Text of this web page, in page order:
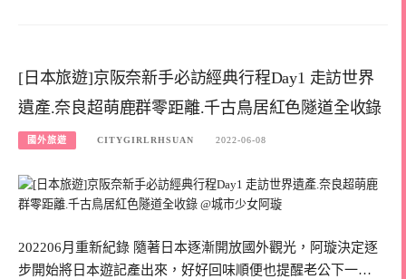
[日本旅遊]京阪奈新手必訪經典行程Day1 走訪世界
遺產.奈良超萌鹿群零距離.千古鳥居紅色隧道全收錄
國外旅遊 CITYGIRLRHSUAN 2022-06-08
202206月重新紀錄 隨著日本逐漸開放國外觀光，阿璇決定逐
步開始將日本遊記產出來，好好回味順便也提醒老公下一…